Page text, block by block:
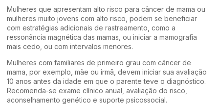
Mulheres que apresentam alto risco para câncer de mama ou
mulheres muito jovens com alto risco, podem se beneficiar
com estratégias adicionais de rastreamento, como a
ressonância magnética das mamas, ou iniciar a mamografia
mais cedo, ou com intervalos menores.
Mulheres com familiares de primeiro grau com câncer de
mama, por exemplo, mãe ou irmã, devem iniciar sua avaliação
10 anos antes da idade em que o parente teve o diagnóstico.
Recomenda-se exame clínico anual, avaliação do risco,
aconselhamento genético e suporte psicossocial.